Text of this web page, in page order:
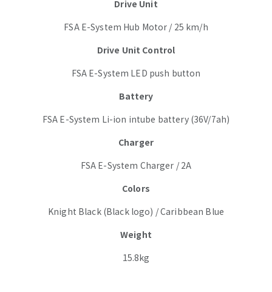
Drive Unit
FSA E-System Hub Motor / 25 km/h
Drive Unit Control
FSA E-System LED push button
Battery
FSA E-System Li-ion intube battery (36V/7ah)
Charger
FSA E-System Charger / 2A
Colors
Knight Black (Black logo) / Caribbean Blue
Weight
15.8kg